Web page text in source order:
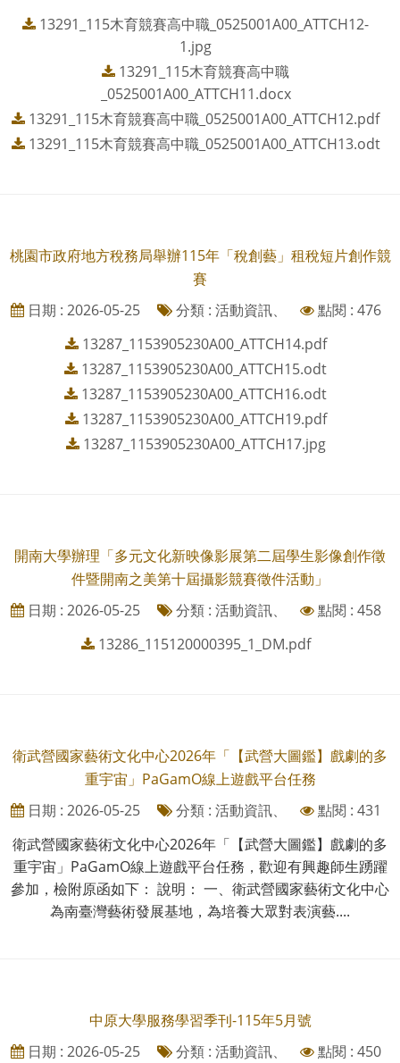
13291_115木育競賽高中職_0525001A00_ATTCH12-
1.jpg
13291_115木育競賽高中職
_0525001A00_ATTCH11.docx
13291_115木育競賽高中職_0525001A00_ATTCH12.pdf
13291_115木育競賽高中職_0525001A00_ATTCH13.odt
桃園市政府地方稅務局舉辦115年「稅創藝」租稅短片創作競
賽
日期 : 2026-05-25
分類 : 活動資訊、
點閱 : 476
13287_1153905230A00_ATTCH14.pdf
13287_1153905230A00_ATTCH15.odt
13287_1153905230A00_ATTCH16.odt
13287_1153905230A00_ATTCH19.pdf
13287_1153905230A00_ATTCH17.jpg
開南大學辦理「多元文化新映像影展第二屆學生影像創作徵
件暨開南之美第十屆攝影競賽徵件活動」
日期 : 2026-05-25
分類 : 活動資訊、
點閱 : 458
13286_115120000395_1_DM.pdf
衛武營國家藝術文化中心2026年「【武營大圖鑑】戲劇的多
重宇宙」PaGamO線上遊戲平台任務
日期 : 2026-05-25
分類 : 活動資訊、
點閱 : 431
衛武營國家藝術文化中心2026年「【武營大圖鑑】戲劇的多
重宇宙」PaGamO線上遊戲平台任務，歡迎有興趣師生踴躍
參加，檢附原函如下： 說明： 一、衛武營國家藝術文化中心
為南臺灣藝術發展基地，為培養大眾對表演藝....
中原大學服務學習季刊-115年5月號
日期 : 2026-05-25
分類 : 活動資訊、
點閱 : 450